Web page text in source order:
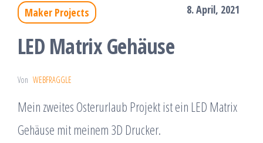
Maker Projects 8. April, 2021
LED Matrix Gehäuse
Von WEBFRAGGLE
Mein zweites Osterurlaub Projekt ist ein LED Matrix
Gehäuse mit meinem 3D Drucker.